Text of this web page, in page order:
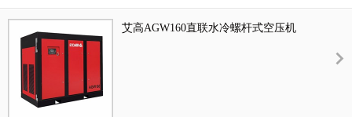
艾高AGW160直联水冷螺杆式空压机